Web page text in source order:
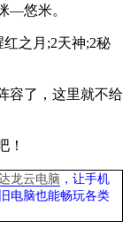
—悠米。
红之月 ;2天神;2秘
容了，这里就不给
！
龙云电脑 ，让手机
电脑也能畅玩各类